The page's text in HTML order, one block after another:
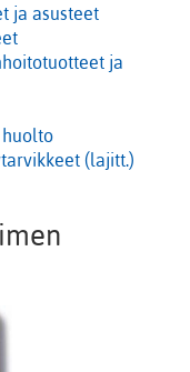
ja asusteet
ja
(lajitt.)